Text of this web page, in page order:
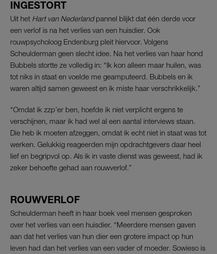
INGESTORT
Uit het Hart van Nederlandpannel blijkt dat één derde voor
een verlof is na het verlies van een huisdier. Ook
rouwpsycholoog Endenburg pleit hiervoor. Volgens
Scheulderman geen slecht idee. Na het verlies van haar hond
Bubbels stortte ze volledig in: “Ik kon alleen maar huilen, was
tot niks in staat en voelde me geamputeerd. Bubbels en ik
waren altijd samen geweest en ik miste haar verschrikkelijk.”
“Omdat ik zzp’er ben, hoefde ik niet verplicht ergens te
verschijnen, maar ik had wel al een aantal interviews staan.
Die heb ik moeten afzeggen, omdat ik echt niet in staat was tot
werken. Gelukkig reageerden mijn opdrachtgevers daar heel
lief en begripvol op. Als ik in vaste dienst was geweest, had ik
zeker behoefte gehad aan rouwverlof.”
ROUWVERLOF
Scheulderman heeft in haar boek veel mensen gesproken
over het verlies van een huisdier. “Meerdere mensen gaven
aan dat het verlies van hun dier een grotere impact op hun
leven had dan het verlies van een vader of moeder. Sowieso is